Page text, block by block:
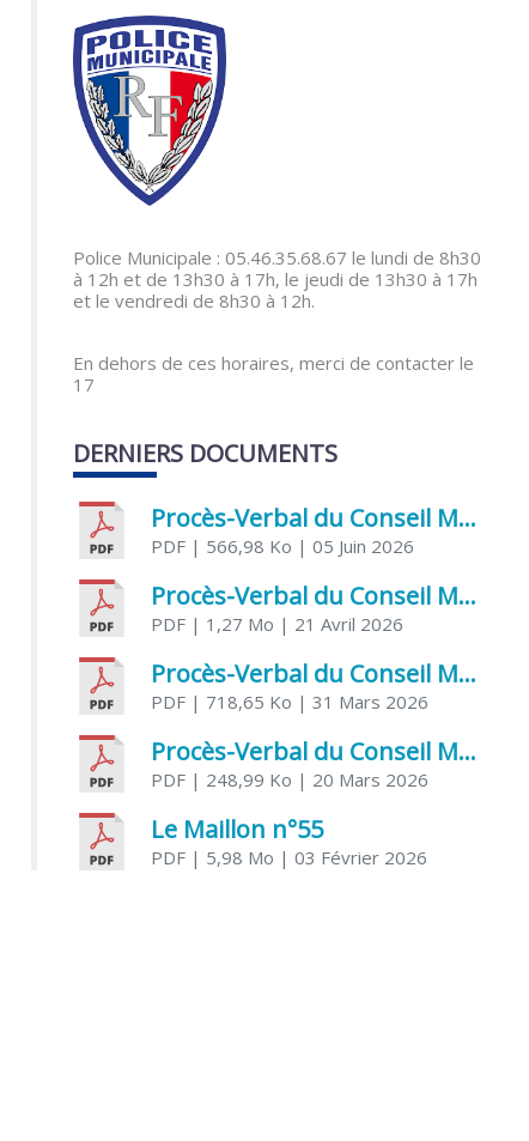
Police Municipale : 05.46.35.68.67 le lundi de 8h30
à 12h et de 13h30 à 17h, le jeudi de 13h30 à 17h
et le vendredi de 8h30 à 12h.
En dehors de ces horaires, merci de contacter le
17
DERNIERS DOCUMENTS
Procès-Verbal du Conseil Municipal du 5 juin 2026
PDF | 566,98 Ko | 05 Juin 2026
Procès-Verbal du Conseil Municipal du 21 avril 2026
PDF | 1,27 Mo | 21 Avril 2026
Procès-Verbal du Conseil Municipal du 31 mars 2026
PDF | 718,65 Ko | 31 Mars 2026
Procès-Verbal du Conseil Municipal du 20 mars 2026
PDF | 248,99 Ko | 20 Mars 2026
Le Maillon n°55
PDF | 5,98 Mo | 03 Février 2026